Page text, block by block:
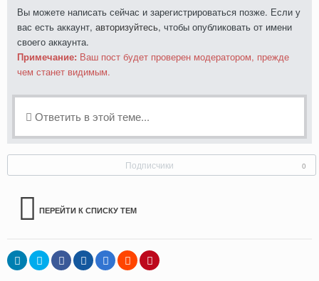
Вы можете написать сейчас и зарегистрироваться позже. Если у
вас есть аккаунт, авторизуйтесь, чтобы опубликовать от имени
своего аккаунта.
Примечание: Ваш пост будет проверен модератором, прежде
чем станет видимым.
Ответить в этой теме...
Подписчики 0
ПЕРЕЙТИ К СПИСКУ ТЕМ